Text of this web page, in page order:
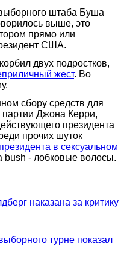
штаба Буша
выше, это
прямо или
США.
двух подростков,
жест. Во
сбору средств для
партии Джона Керри,
президента
прочих шуток
в сексуальном
bush - лобковые волосы.
наказана за критику
турне показал